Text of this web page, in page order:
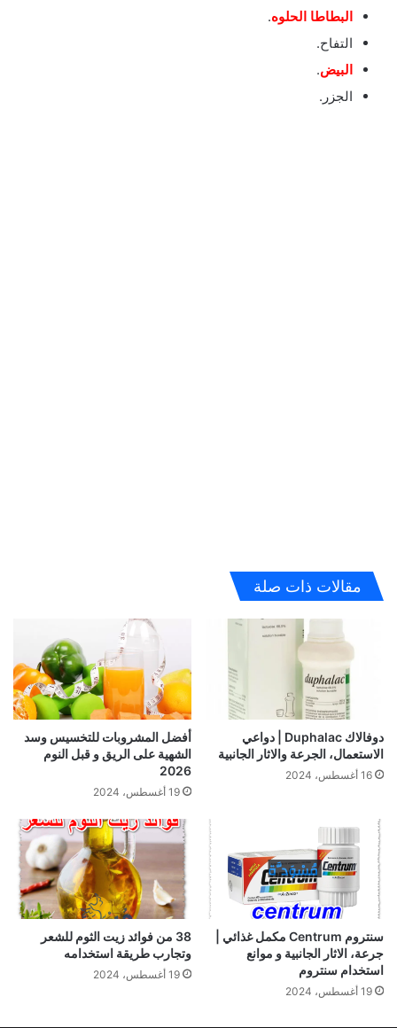
البطاطا الحلوه.
التفاح.
البيض.
الجزر.
مقالات ذات صلة
دوفالاك Duphalac | دواعي
الاستعمال، الجرعة والاثار الجانبية
16 أغسطس، 2024
أفضل المشروبات للتخسيس وسد
الشهية على الريق و قبل النوم
2026
19 أغسطس، 2024
سنتروم Centrum مكمل غذائي |
جرعة، الاثار الجانبية و موانع
استخدام سنتروم
19 أغسطس، 2024
38 من فوائد زيت الثوم للشعر
وتجارب طريقة استخدامه
19 أغسطس، 2024